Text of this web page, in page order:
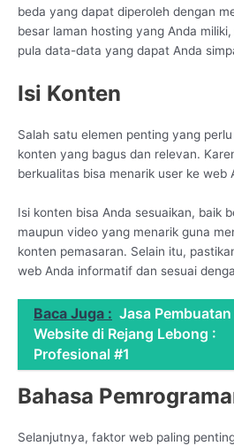
beda yang dapat diperoleh dengan
besar laman hosting yang Anda
pula data-data yang dapat Anda
Isi Konten
Salah satu elemen penting yang
konten yang bagus dan relevan.
berkualitas bisa menarik user ke web
Isi konten bisa Anda sesuaikan, baik
maupun video yang menarik guna
konten pemasaran. Selain itu,
web Anda informatif dan sesuai
Baca Juga : Jasa Pembuatan
Website di Rejang Lebong :
Profesional #1
Bahasa
Selanjutnya, faktor web paling